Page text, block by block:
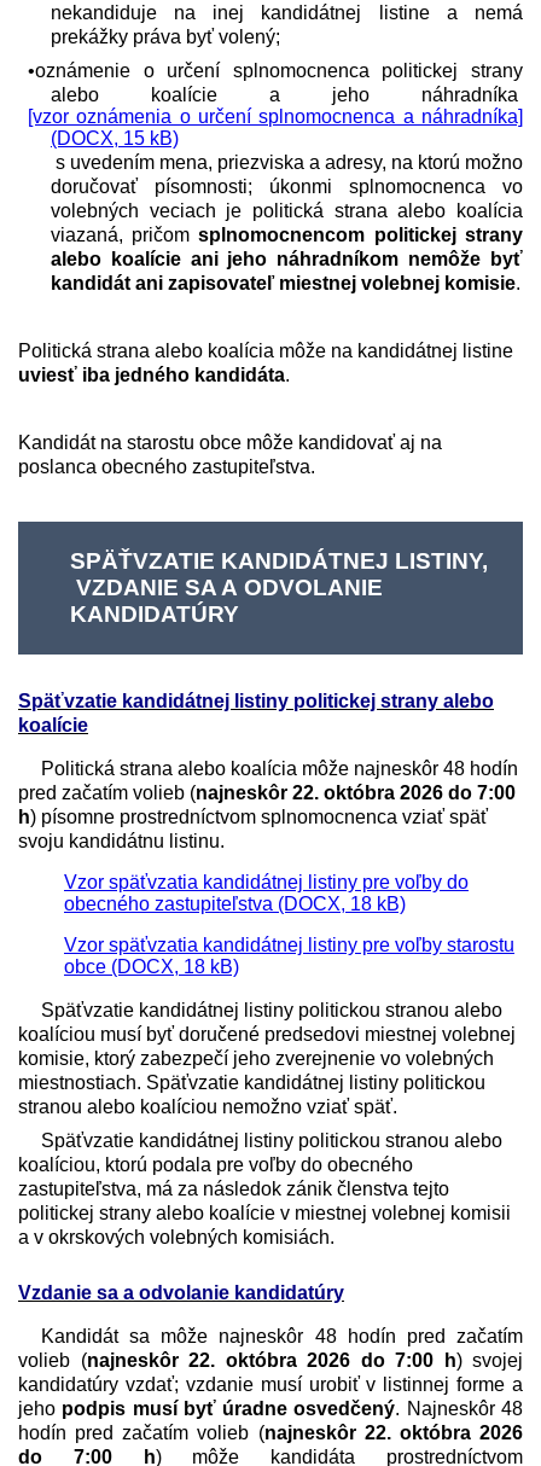
nekandiduje na inej kandidátnej listine a nemá
prekážky práva byť volený;
•oznámenie o určení splnomocnenca politickej strany
alebo koalície a jeho náhradníka
[vzor oznámenia o určení splnomocnenca a náhradníka]
(DOCX, 15 kB)
s uvedením mena, priezviska a adresy, na ktorú možno
doručovať písomnosti; úkonmi splnomocnenca vo
volebných veciach je politická strana alebo koalícia
viazaná, pričomsplnomocnencom politickej strany
alebo koalície ani jeho náhradníkom nemôže byť
kandidát ani zapisovateľ miestnej volebnej komisie.
Politická strana alebo koalícia môže na kandidátnej listine
uviesť iba jedného kandidáta.
Kandidát na starostu obce môže kandidovať aj na
poslanca obecného zastupiteľstva.
SPÄŤVZATIE KANDIDÁTNEJ LISTINY,
VZDANIE SA A ODVOLANIE
KANDIDATÚRY
Späťvzatie kandidátnej listiny politickej strany alebo
koalície
Politická strana alebo koalícia môže najneskôr 48 hodín
pred začatím volieb (najneskôr 22. októbra 2026 do 7:00
h) písomne prostredníctvom splnomocnenca vziať späť
svoju kandidátnu listinu.
Vzor späťvzatia kandidátnej listiny pre voľby do
obecného zastupiteľstva (DOCX, 18 kB)
Vzor späťvzatia kandidátnej listiny pre voľby starostu
obce (DOCX, 18 kB)
Späťvzatie kandidátnej listiny politickou stranou alebo
koalíciou musí byť doručené predsedovi miestnej volebnej
komisie, ktorý zabezpečí jeho zverejnenie vo volebných
miestnostiach. Späťvzatie kandidátnej listiny politickou
stranou alebo koalíciou nemožno vziať späť.
Späťvzatie kandidátnej listiny politickou stranou alebo
koalíciou, ktorú podala pre voľby do obecného
zastupiteľstva, má za následok zánik členstva tejto
politickej strany alebo koalície v miestnej volebnej komisii
a v okrskových volebných komisiách.
Vzdanie sa a odvolanie kandidatúry
Kandidát sa môže najneskôr 48 hodín pred začatím
volieb (najneskôr 22. októbra 2026 do 7:00 h) svojej
kandidatúry vzdať; vzdanie musí urobiť v listinnej forme a
jeho podpis musí byť úradne osvedčený. Najneskôr 48
hodín pred začatím volieb (najneskôr 22. októbra 2026
do 7:00 h) môže kandidáta prostredníctvom